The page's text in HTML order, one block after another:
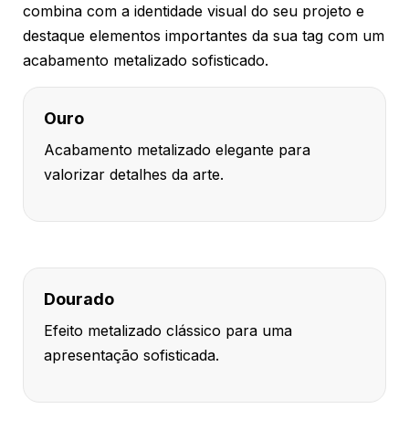
combina com a identidade visual do seu projeto e
destaque elementos importantes da sua tag com um
acabamento metalizado sofisticado.
Ouro
Acabamento metalizado elegante para
valorizar detalhes da arte.
Dourado
Efeito metalizado clássico para uma
apresentação sofisticada.